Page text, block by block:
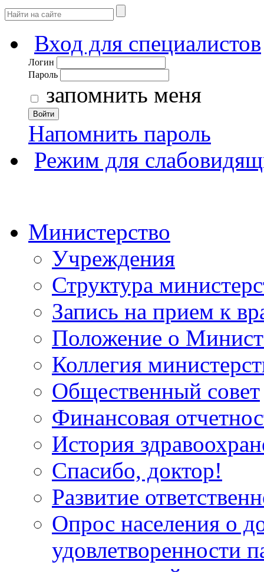
Вход для специалистов
Логин
Пароль
запомнить меня
Войти
Напомнить пароль
Режим для
Министерство
Учреждения
Структура
Запись на прием к
Положение о
Коллегия
Общественный совет
Финансовая
История
Спасибо, доктор!
Развитие
Опрос населения о
удовлетворенности